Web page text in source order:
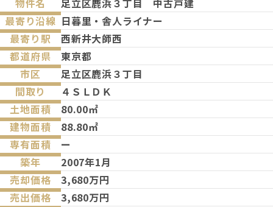
物件名
足立区鹿浜３丁目 中古戸建
最寄り沿線 日暮里・舎人ライナー
最寄り駅
西新井大師西
都道府県
東京都
市区
足立区鹿浜３丁目
間取り
４ＳＬＤＫ
土地面積
80.00㎡
建物面積
88.80㎡
専有面積
ー
築年
2007年1月
売却価格
3,680万円
売出価格
3,680万円